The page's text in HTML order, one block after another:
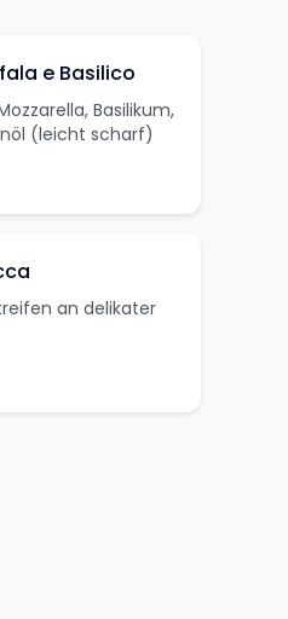
e Basilico
Basilikum,
(leicht scharf)
an delikater